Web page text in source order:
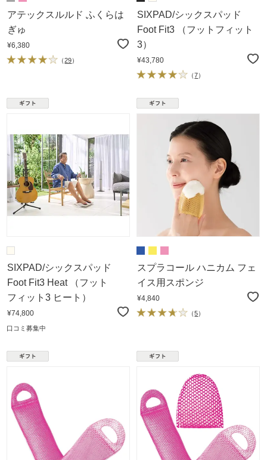
アテックスルルド ふくらは
ぎゅ
¥6,380
（29）
SIXPAD/シックスパッド
Foot Fit3 （フットフィット
3）
¥43,780
（7）
SIXPAD/シックスパッド
Foot Fit3 Heat （フット
フィット3 ヒート）
¥74,800
口コミ募集中
スプラコール ハニカム フェ
イス用スポンジ
¥4,840
（5）